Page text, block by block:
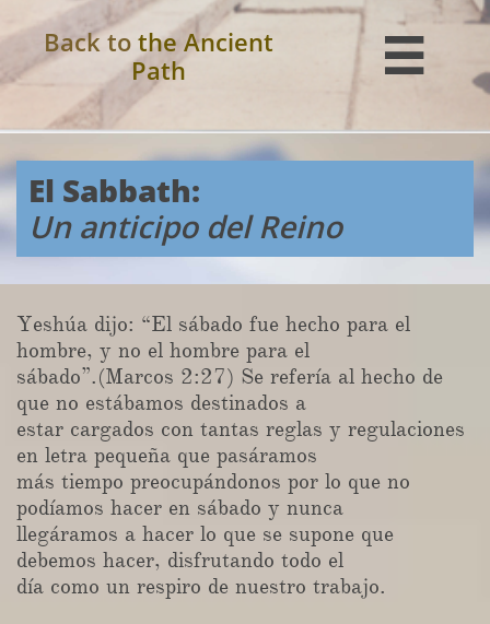
Back to the Ancient
Path

El Sabbath:
Un anticipo del Reino
Yeshúa dijo: “El sábado fue hecho para el
hombre, y no el hombre para el
sábado”.(Marcos 2:27) Se refería al hecho de
que no estábamos destinados a
estar cargados con tantas reglas y regulaciones
en letra pequeña que pasáramos
más tiempo preocupándonos por lo que no
podíamos hacer en sábado y nunca
llegáramos a hacer lo que se supone que
debemos hacer, disfrutando todo el
día como un respiro de nuestro trabajo.